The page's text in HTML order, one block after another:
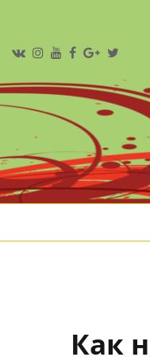
Как